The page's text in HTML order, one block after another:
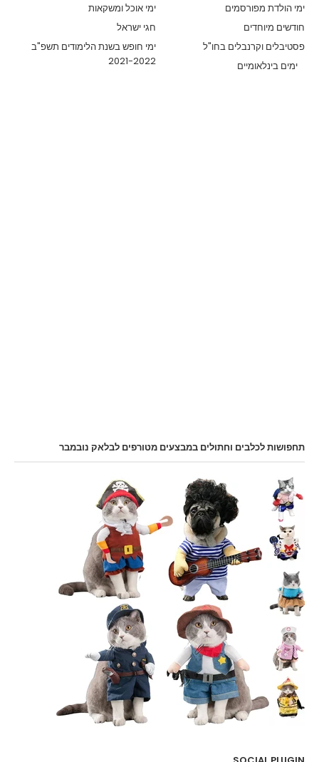
ימי אוכל ומשקאות
ימי הולדת מפורסמים
חגי ישראל
חודשים מיוחדים
ימי חופש בשנת הלימודים תשפ"ב
2021-2022
פסטיבלים וקרנבלים בחו"ל
ימים בינלאומיים
תחפושות לכלבים וחתולים במבצעים מטורפים לבלאק נובמבר